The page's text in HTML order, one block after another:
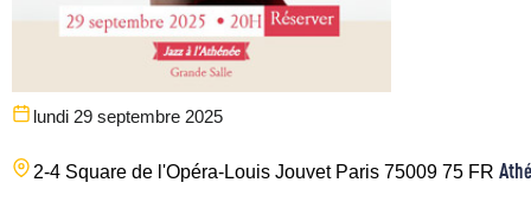
lundi 29 septembre 2025
2-4 Square de l'Opéra-Louis Jouvet Paris 75009 75 FR